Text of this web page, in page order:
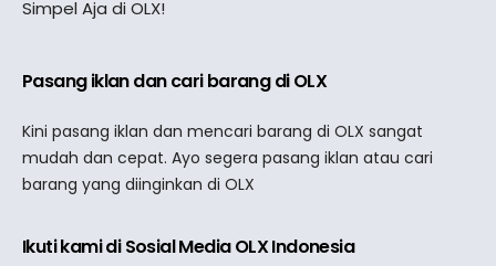
Simpel Aja di OLX!
Pasang iklan dan cari barang di OLX
Kini pasang iklan dan mencari barang di OLX sangat
mudah dan cepat. Ayo segera pasang iklan atau cari
barang yang diinginkan di OLX
Ikuti kami di Sosial Media OLX Indonesia